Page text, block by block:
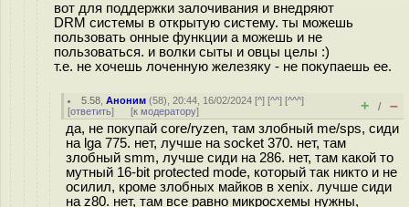
вот для поддержки залочивания и внедряют
DRM системы в открытую систему. ты можешь
пользовать онные функции а можешь и не
пользоваться. и волки сыты и овцы целы :)
т.е. не хочешь лоченную железяку - не покупаешь ее.
5.58 ,Аноним (58), 20:44, 16/02/2024 [^] [^^] [^^^]
[ответить] [к модератору] + / –
да, не покупай core/ryzen, там злобный me/sps, сиди
на lga 775. нет, лучше на socket 370. нет, там
злобный smm, лучше сиди на 286. нет, там какой то
мутный 16-bit protected mode, который так никто и не
осилил, кроме злобных майков в xenix. лучше сиди
на z80. нет, там все равно микросхемы нужны,